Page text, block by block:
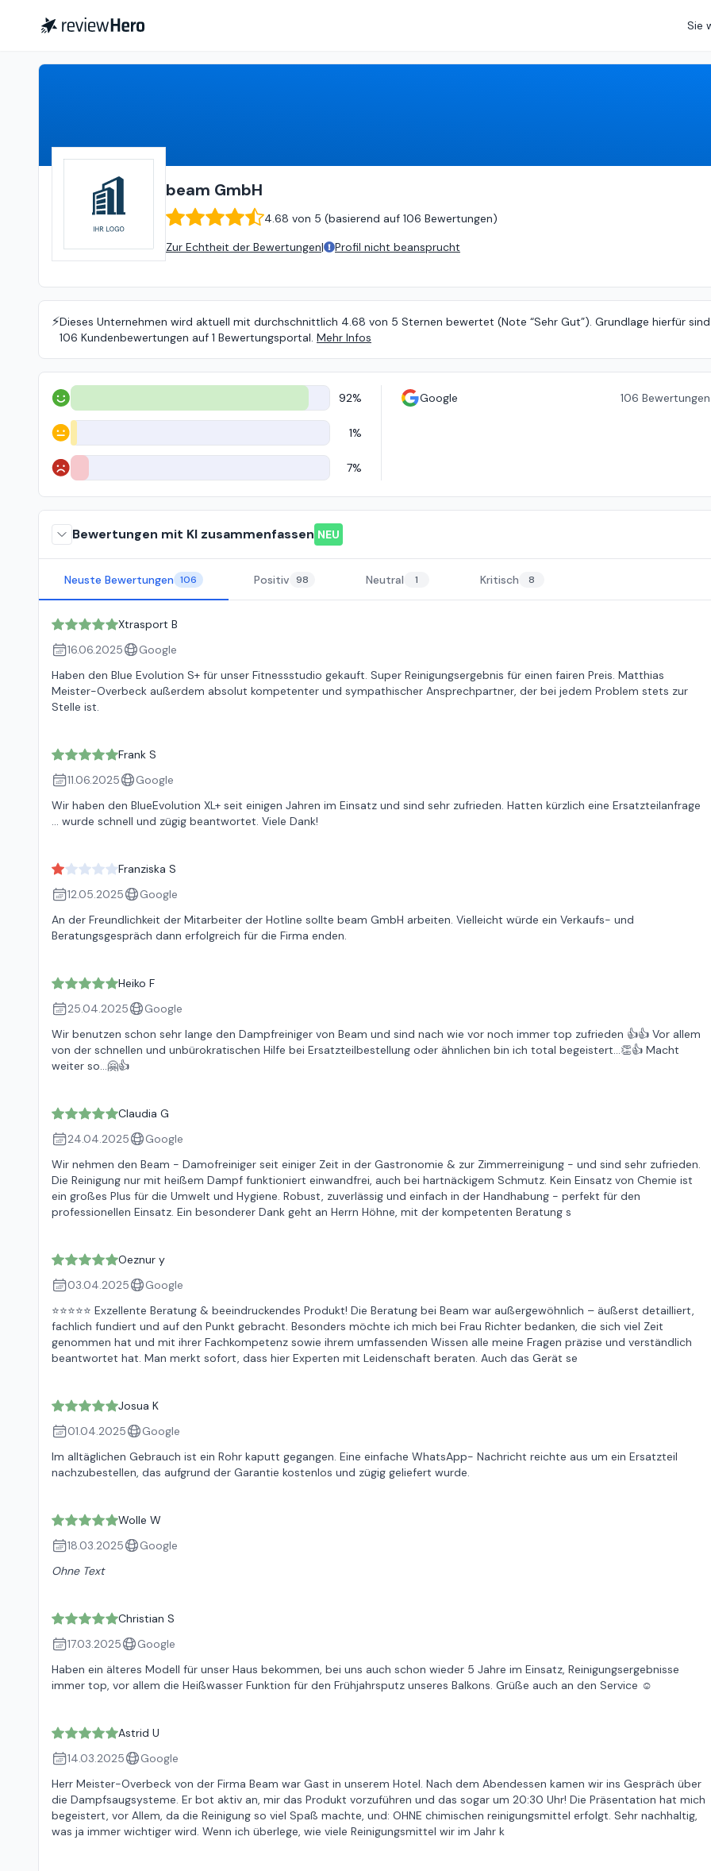
Sie
beam GmbH
4.68 von 5 (basierend auf 106 Bewertungen)
Zur Echtheit der Bewertungen| Profil nicht beansprucht
⚡️Dieses Unternehmen wird aktuell mit durchschnittlich 4.68 von 5 Sternen bewertet (Note “Sehr Gut”). Grundlage hierfür sind
106 Kundenbewertungen auf 1 Bewertungsportal. Mehr Infos
Positiv 92%
Neutral 1%
Negativ 7%
Google 106 Bewertungen
Bewertungen mit KI zusammenfassen NEU
Neuste Bewertungen 106 Positiv 98 Neutral 1 Kritisch 8
Xtrasport B
16.06.2025
Google
Haben den Blue Evolution S+ für unser Fitnessstudio gekauft. Super Reinigungsergebnis für einen fairen Preis. Matthias
Meister-Overbeck außerdem absolut kompetenter und sympathischer Ansprechpartner, der bei jedem Problem stets zur
Stelle ist.
Frank S
11.06.2025
Google
Wir haben den BlueEvolution XL+ seit einigen Jahren im Einsatz und sind sehr zufrieden. Hatten kürzlich eine Ersatzteilanfrage
... wurde schnell und zügig beantwortet. Viele Dank!
Franziska S
12.05.2025
Google
An der Freundlichkeit der Mitarbeiter der Hotline sollte beam GmbH arbeiten. Vielleicht würde ein Verkaufs- und
Beratungsgespräch dann erfolgreich für die Firma enden.
Heiko F
25.04.2025
Google
Wir benutzen schon sehr lange den Dampfreiniger von Beam und sind nach wie vor noch immer top zufrieden 👍👍 Vor allem
von der schnellen und unbürokratischen Hilfe bei Ersatzteilbestellung oder ähnlichen bin ich total begeistert...👏👍 Macht
weiter so...🤗👍
Claudia G
24.04.2025
Google
Wir nehmen den Beam - Damofreiniger seit einiger Zeit in der Gastronomie & zur Zimmerreinigung - und sind sehr zufrieden.
Die Reinigung nur mit heißem Dampf funktioniert einwandfrei, auch bei hartnäckigem Schmutz. Kein Einsatz von Chemie ist
ein großes Plus für die Umwelt und Hygiene. Robust, zuverlässig und einfach in der Handhabung - perfekt für den
professionellen Einsatz. Ein besonderer Dank geht an Herrn Höhne, mit der kompetenten Beratung s
Oeznur y
03.04.2025
Google
⭐⭐⭐⭐⭐ Exzellente Beratung & beeindruckendes Produkt! Die Beratung bei Beam war außergewöhnlich – äußerst detailliert,
fachlich fundiert und auf den Punkt gebracht. Besonders möchte ich mich bei Frau Richter bedanken, die sich viel Zeit
genommen hat und mit ihrer Fachkompetenz sowie ihrem umfassenden Wissen alle meine Fragen präzise und verständlich
beantwortet hat. Man merkt sofort, dass hier Experten mit Leidenschaft beraten. Auch das Gerät se
Josua K
01.04.2025
Google
Im alltäglichen Gebrauch ist ein Rohr kaputt gegangen. Eine einfache WhatsApp- Nachricht reichte aus um ein Ersatzteil
nachzubestellen, das aufgrund der Garantie kostenlos und zügig geliefert wurde.
Wolle W
18.03.2025
Google
Ohne Text
Christian S
17.03.2025
Google
Haben ein älteres Modell für unser Haus bekommen, bei uns auch schon wieder 5 Jahre im Einsatz, Reinigungsergebnisse
immer top, vor allem die Heißwasser Funktion für den Frühjahrsputz unseres Balkons. Grüße auch an den Service ☺️
Astrid U
14.03.2025
Google
Herr Meister-Overbeck von der Firma Beam war Gast in unserem Hotel. Nach dem Abendessen kamen wir ins Gespräch über
die Dampfsaugsysteme. Er bot aktiv an, mir das Produkt vorzuführen und das sogar um 20:30 Uhr! Die Präsentation hat mich
begeistert, vor Allem, da die Reinigung so viel Spaß machte, und: OHNE chimischen reinigungsmittel erfolgt. Sehr nachhaltig,
was ja immer wichtiger wird. Wenn ich überlege, wie viele Reinigungsmittel wir im Jahr k